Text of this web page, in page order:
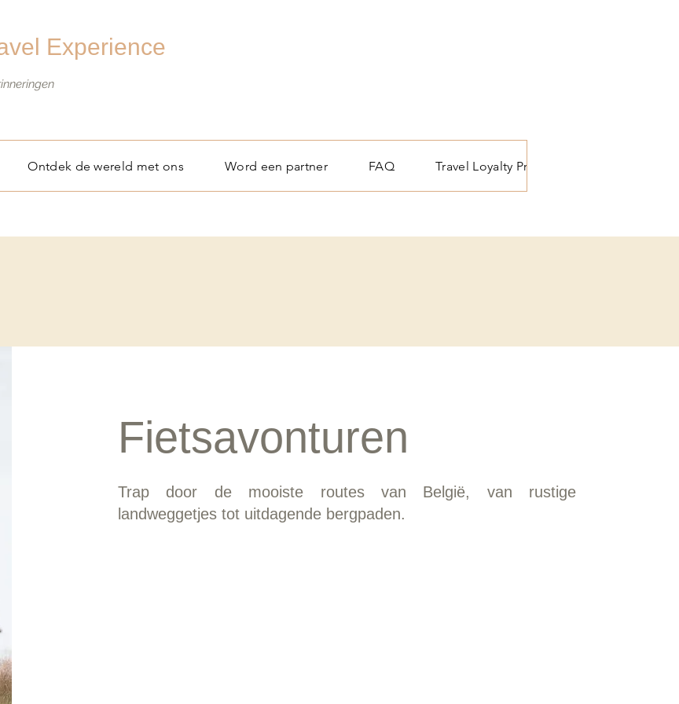
Experience
Ontdek de wereld met ons Word een partner FAQ Travel Loyalty Programma
Fietsavonturen
Trap door de mooiste routes van België, van rustige
landweggetjes tot uitdagende bergpaden.